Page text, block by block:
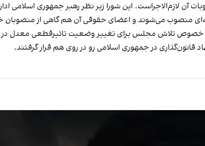
منصوب می‌شوند و اعضای حقوقی آن هم گاهی از منصوبان
تلاش مجلس برای تغییر وضعیت تاثیرقطعی معدل در
قانون‌گذاری در جمهوری اسلامی رو در روی هم قرار گرفتند.